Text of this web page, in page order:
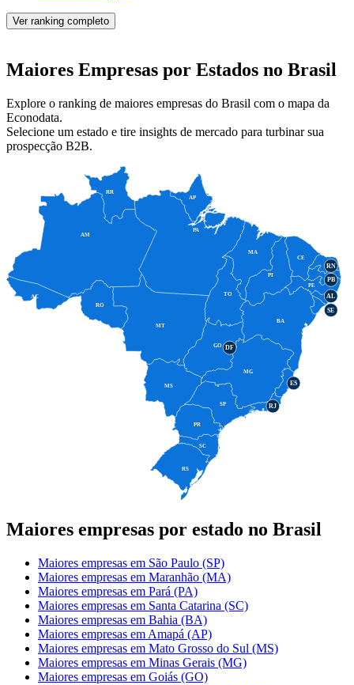
Ver ranking completo
Maiores Empresas por Estados no Brasil
Explore o ranking de maiores empresas do Brasil com o mapa da
Econodata.
Selecione um estado e tire insights de mercado para turbinar sua
prospecção B2B.
SP
MA
PA
SC
BA
AP
MS
MG
GO
RS
TO
PI
CE
RR
PE
PR
AM
MT
AC
RO
RN
PB
AL
SE
DF
ES
RJ
Maiores empresas por estado no Brasil
Maiores empresas em São Paulo (SP)
Maiores empresas em Maranhão (MA)
Maiores empresas em Pará (PA)
Maiores empresas em Santa Catarina (SC)
Maiores empresas em Bahia (BA)
Maiores empresas em Amapá (AP)
Maiores empresas em Mato Grosso do Sul (MS)
Maiores empresas em Minas Gerais (MG)
Maiores empresas em Goiás (GO)